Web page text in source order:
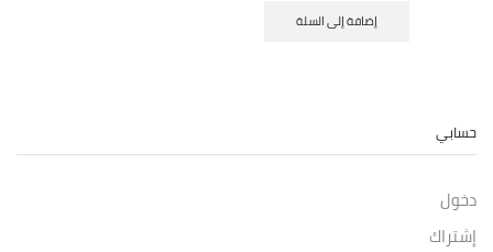
هو:
2,200 ﷼.
إضافة إلى السلة
حسابي
دخول
إشتراك